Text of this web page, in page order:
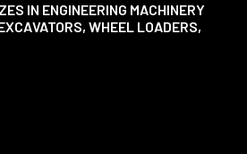
IN ENGINEERING MACHINERY
WHEEL LOADERS,